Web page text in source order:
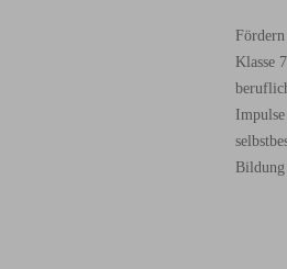
Klasse
Bildung